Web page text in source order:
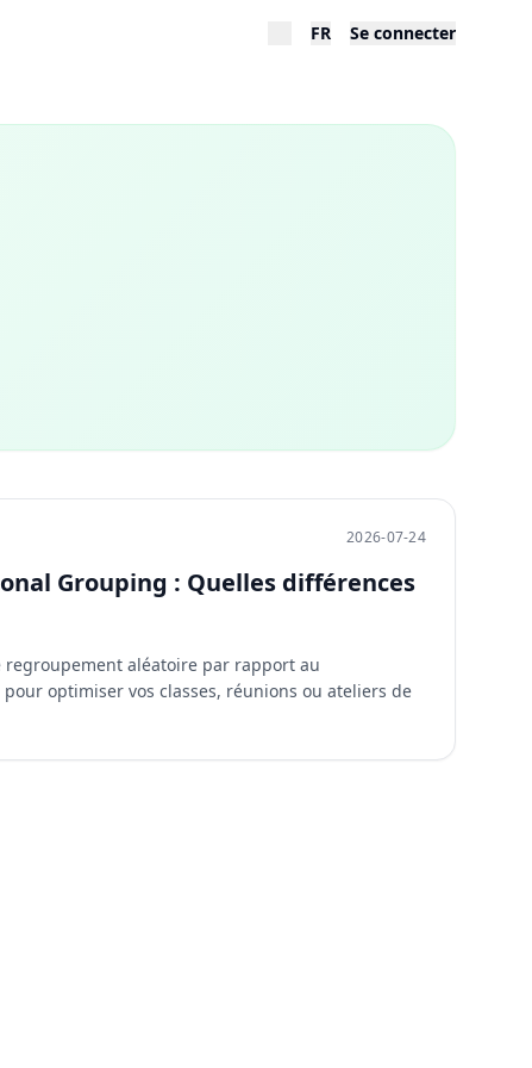
FR Se connecter
2026-07-24
Grouping : Quelles différences
aléatoire par rapport au
optimiser vos classes, réunions ou ateliers de